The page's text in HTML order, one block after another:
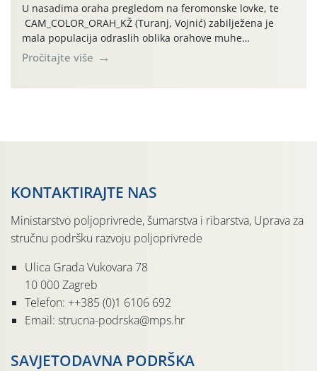
U nasadima oraha pregledom na feromonske lovke, te
CAM_COLOR_ORAH_KŽ (Turanj, Vojnić) zabilježena je
mala populacija odraslih oblika orahove muhe
(Rhagoletis completa). Niska brojnost može se objasniti
činjenicom da je riječ o mladim nasadima s vrlo malim
Pročitajte više
KONTAKTIRAJTE NAS
Ministarstvo poljoprivrede, šumarstva i ribarstva, Uprava za
stručnu podršku razvoju poljoprivrede
Ulica Grada Vukovara 78
10 000 Zagreb
Telefon: ++385 (0)1 6106 692
Email: strucna-podrska@mps.hr
SAVJETODAVNA PODRŠKA